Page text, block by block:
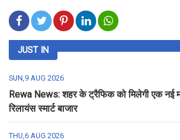
JUST IN
SUN,9 AUG 2026
Rewa News: शहर के ट्रैफिक को मिलेगी एक नई
रिलायंस स्मार्ट बाजार
THU,6 AUG 2026